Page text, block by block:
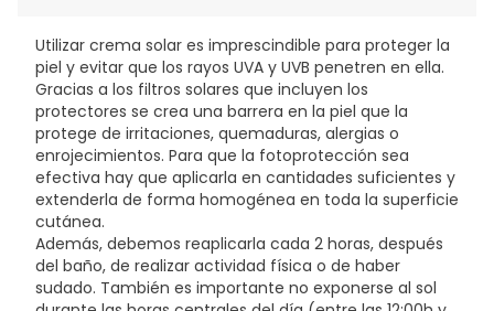
MYRISTATE, ISOPROPYL LAUROYL SARCOSINATE,
PARFUM/FRAGRANCE, HELIANTHUS ANNUUS (SUNFLOWER)
SEED OIL, ETHYL FERULATE, ROSMARINUS OFFICINALIS
(ROSEMARY) LEAF EXTRACT, TOCOPHEROL,
TETRAMETHYL ACETYLOCTAHYDRONAPHTHALENES,
CITRUS AURANTIUM PEEL OIL, LINALYL ACETATE, LIMONENE,
LINALOOL, CITRONELLOL, DIMETHYL PHENETHYL ACETATE,
GERANIOL, PELARGONIUM GRAVEOLENS FLOWER OIL,
ISOEUGENYL ACETATE [N5104/B]
Utilizar crema solar es imprescindible para proteger la
piel y evitar que los rayos UVA y UVB penetren en ella.
Gracias a los filtros solares que incluyen los
protectores se crea una barrera en la piel que la
protege de irritaciones, quemaduras, alergias o
enrojecimientos. Para que la fotoprotección sea
efectiva hay que aplicarla en cantidades suficientes y
extenderla de forma homogénea en toda la superficie
cutánea.
Además, debemos reaplicarla cada 2 horas, después
del baño, de realizar actividad física o de haber
sudado. También es importante no exponerse al sol